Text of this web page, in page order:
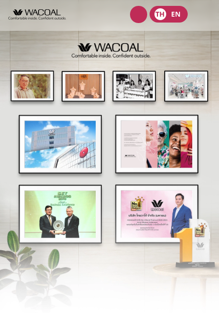
Wacoal
shop
TH EN
ประวัติความเป็นมา
ลักษณะการประกอบธุรกิจ
โครงสร้างองค์กร
คณะกรรมการ
โครงสร้างบริษัทในกลุ่ม
ผู้บริหาร
ข้อบังคับบริษัท
ผลิตภัณฑ์
ชุดชั้นในสตรี
ชุดเด็ก
ชุดชั้นนอกสตรี
นักลงทุนสัมพันธ์
หน้าแรกนักลงทุนสัมพันธ์
ข้อมูลองค์กร
จุดเด่นทางการเงิน
รายงานประจำปีและรายไตรมาส
ข้อมูลราคาหลักทรัพย์
ข้อมูลสำหรับผู้ถือหุ้น
ข่าวสารเพื่อนักลงทุน
ข้อมูลนำเสนอ
สอบถามข้อมูลนักลงทุน
การกำกับดูแลกิจการ
หลักการกำกับดูแลกิจการที่ดี
รายงานคณะกรรมการธรรมาภิบาลและการพัฒนาเพื่อความยั่งยืน
รายงานการปฎิบัติตามหลักการกำกับดูแลกิจการ
การต่อต้านคอร์รัปชัน
นโยบายการแจ้งเบาะแสหรือข้อร้องเรียน
นโยบายการกำกับดูแลบริษัทย่อยและบริษัทร่วม
นโยบายการสรรหากรรมการบริษัทและผู้บริหารระดับสูง
นโยบายการบริหารความเสี่ยง
นโยบายด้านภาษี
นโยบายด้านสิทธิมนุษยชน
นโยบายความเป็นส่วนตัว
นโยบายความมั่นคงปลอดภัยของข้อมูลและระบบคอมพิวเตอร์
ความยั่งยืน
นโยบายการจัดการด้านความยั่งยืน
กลยุทธ์ด้านความยั่งยืน
นโยบายด้านสังคม
นโยบายด้านสิ่งแวดล้อม
การขับเคลื่อนธุรกิจเพื่อความยั่งยืน
การบริหารจัดการห่วงโซ่คุณค่าของธุรกิจ
ข่าวสาร
สมัครงาน
ติดต่อ
บริษัท ไทยวาโก้ จำกัด (มหาชน)
บริษัท วาโก้ศรีราชา จำกัด
บริษัท วาโก้ลำพูน จำกัด
บริษัท วาโก้กบินทร์บุรี จำกัด
บริษัท ภัทยากบินทร์บุรี จำกัด
บริษัท โทรา 1010 จำกัด
บริษัท วาโก้แม่สอด จำกัด